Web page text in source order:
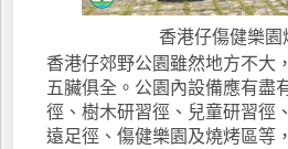
香港仔傷健樂園
香港仔郊野公園雖然地方不大
五臟俱全。公園內設備應有盡
徑、樹木研習徑、兒童研習徑
遠足徑、傷健樂園及燒烤區等